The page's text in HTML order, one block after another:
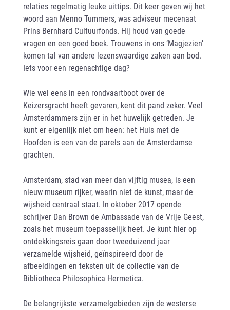
relaties regelmatig leuke uittips. Dit keer geven wij het
woord aan Menno Tummers, was adviseur mecenaat
Prins Bernhard Cultuurfonds. Hij houd van goede
vragen en een goed boek. Trouwens in ons ‘Magjezien’
komen tal van andere lezenswaardige zaken aan bod.
Iets voor een regenachtige dag?
Wie wel eens in een rondvaartboot over de
Keizersgracht heeft gevaren, kent dit pand zeker. Veel
Amsterdammers zijn er in het huwelijk getreden. Je
kunt er eigenlijk niet om heen: het Huis met de
Hoofden is een van de parels aan de Amsterdamse
grachten.
Amsterdam, stad van meer dan vijftig musea, is een
nieuw museum rijker, waarin niet de kunst, maar de
wijsheid centraal staat. In oktober 2017 opende
schrijver Dan Brown de Ambassade van de Vrije Geest,
zoals het museum toepasselijk heet. Je kunt hier op
ontdekkingsreis gaan door tweeduizend jaar
verzamelde wijsheid, geïnspireerd door de
afbeeldingen en teksten uit de collectie van de
Bibliotheca Philosophica Hermetica.
De belangrijkste verzamelgebieden zijn de westerse